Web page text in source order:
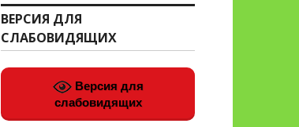
ВЕРСИЯ ДЛЯ
СЛАБОВИДЯЩИХ
Версия для
слабовидящих